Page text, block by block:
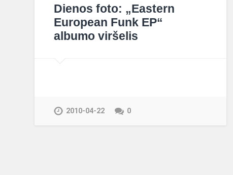
Dienos foto: „Eastern
European Funk EP“
albumo viršelis
2010-04-22 0